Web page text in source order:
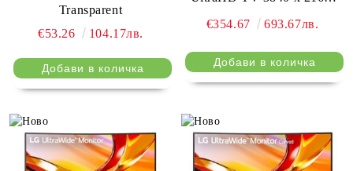
Transparent
€53.26
104.17лв.
ThinQ, 4K Upscaling,
HDR10 Pro, HGiG, HLG,
Built-in Wi-Fi, AI Sound
Virtual 5.1 Up-mix, Simplink,
Bluetooth, SPDIF, Hotel
mode, Ceramic Black
€354.67 693.67лв.